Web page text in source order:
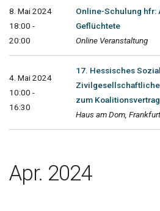
8. Mai 2024
18:00 -
20:00
Online-Schulung hfr:
Geflüchtete
Online Veranstaltung
4. Mai 2024
10:00 -
16:30
17. Hessisches
zum
Haus am Dom,
Apr. 2024